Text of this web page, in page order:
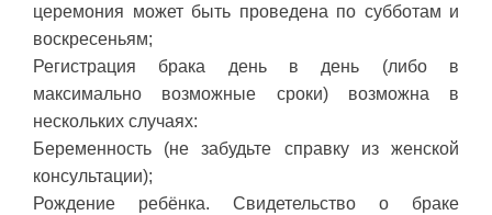
церемония может быть проведена по субботам и
воскресеньям;
Регистрация брака день в день (либо в
максимально возможные сроки) возможна в
нескольких случаях:
Беременность (не забудьте справку из женской
консультации);
Рождение ребёнка. Свидетельство о браке